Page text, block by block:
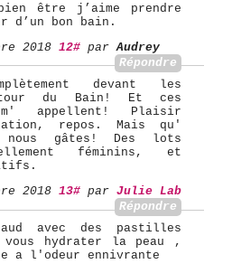
être j’aime prendre
d’un bon bain.
2018 12# parAudrey
Répondre
devant les
du Bain! Et ces
appellent! Plaisir
repos. Mais qu'
gâtes! Des lots
féminins, et
2018 13# par Julie Lab
Répondre
avec des pastilles
vous hydrater la peau ,
a l'odeur ennivrante